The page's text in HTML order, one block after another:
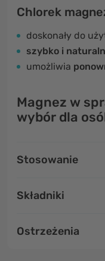
Chlorek
doskonały do
szybko i
umożliwia
Magnez w
wybór dla
Stosowanie
Składniki
Ostrzeżenia